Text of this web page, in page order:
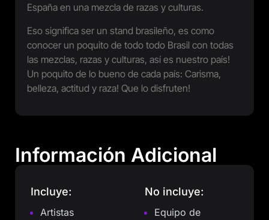
España en una mezcla de razas y culturas.
Eso significa ser un stand brasileño, es como
conocer un poquito de todo todo Brasil con todas
las mezclas, razas y culturas, así es nuestro país!
Un poquito de lo bueno de cada país: Carisma,
belleza, actitud y raza! Que lo disfruten!
Información Adicional
Incluye:
Artistas
No incluye:
Equipo de